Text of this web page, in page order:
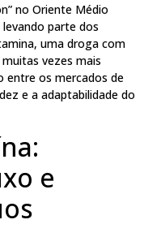
no Oriente Médio
parte dos
uma droga com
vezes mais
entre os mercados de
e a adaptabilidade do
e